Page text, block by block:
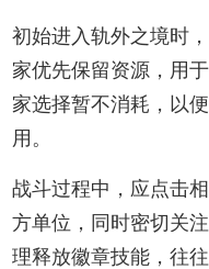
初始进入轨外之境时
家优先保留资源，用
家选择暂不消耗，以
用。
战斗过程中，应点击
方单位，同时密切关
理释放徽章技能，往